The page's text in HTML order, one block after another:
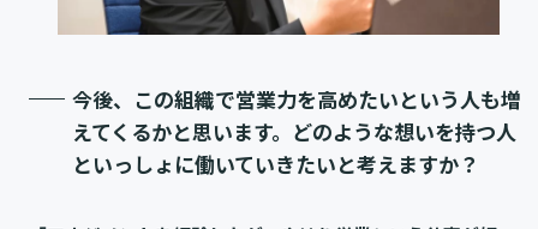
今後、この組織で営業力を高めたいという人も増
えてくるかと思います。どのような想いを持つ人
といっしょに働いていきたいと考えますか？